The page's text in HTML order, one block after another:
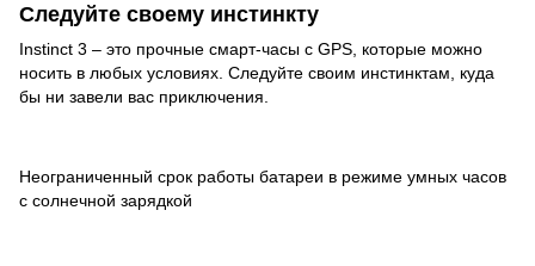
Следуйте своему инстинкту
Instinct 3 – это прочные смарт-часы с GPS, которые можно
носить в любых условиях. Следуйте своим инстинктам, куда
бы ни завели вас приключения.
Неограниченный срок работы батареи в режиме умных часов
с солнечной зарядкой